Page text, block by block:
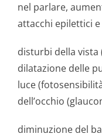
nel parlare,
attacchi epilettici
disturbi della vista
dilatazione delle
luce
dell’occhio
diminuzione del